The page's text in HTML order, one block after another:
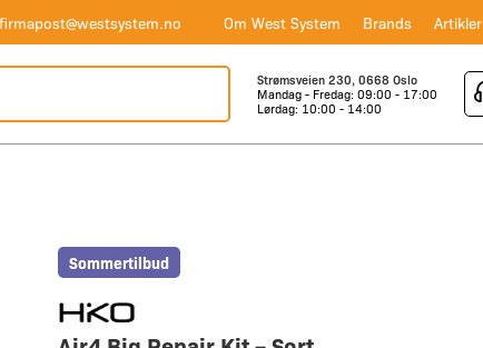
firmapost@westsystem.no Om West System Brands Artikler
Strømsveien 230, 0668 Oslo
Mandag - Fredag: 09:00 - 17:00
Lørdag: 10:00 - 14:00
Sommertilbud